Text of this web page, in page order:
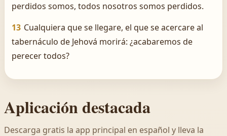
perdidos somos, todos nosotros somos perdidos.
13 Cualquiera que se llegare, el que se acercare al
tabernáculo de Jehová morirá: ¿acabaremos de
perecer todos?
Aplicación destacada
Descarga gratis la app principal en español y lleva la